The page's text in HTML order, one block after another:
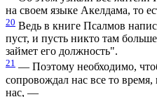
на своем языке Акелдама, то
20 Ведь в книге Псалмов
пуст, и пусть никто там
займет его должность".
21 — Поэтому необходимо,
сопровождал нас все то
нас, —